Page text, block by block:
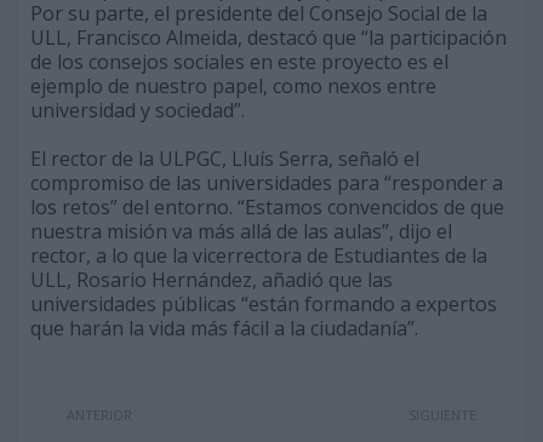
Por su parte, el presidente del Consejo Social de la
ULL, Francisco Almeida, destacó que “la participación
de los consejos sociales en este proyecto es el
ejemplo de nuestro papel, como nexos entre
universidad y sociedad”.
El rector de la ULPGC, Lluís Serra, señaló el
compromiso de las universidades para “responder a
los retos” del entorno. “Estamos convencidos de que
nuestra misión va más allá de las aulas”, dijo el
rector, a lo que la vicerrectora de Estudiantes de la
ULL, Rosario Hernández, añadió que las
universidades públicas “están formando a expertos
que harán la vida más fácil a la ciudadanía”.
ANTERIOR SIGUIENTE